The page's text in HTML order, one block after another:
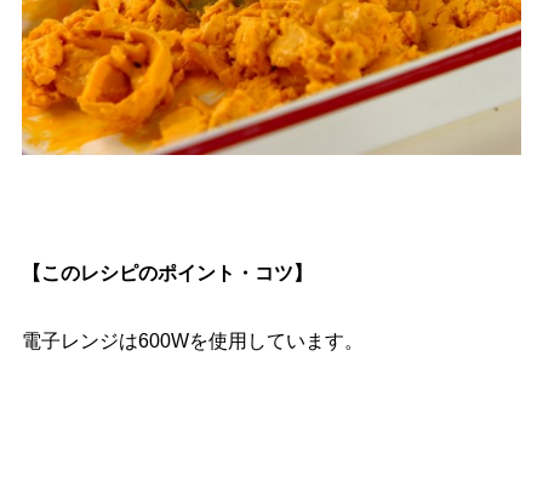
【このレシピのポイント・コツ】
電子レンジは600Wを使用しています。